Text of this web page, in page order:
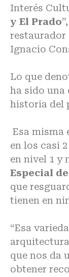
Interés
y El Prado
restaurador
Ignacio
Lo que
ha sido una
historia del
Esa misma
en los casi
en nivel 1 y
Especial
que
tienen en
“Esa
que nos da
obtener